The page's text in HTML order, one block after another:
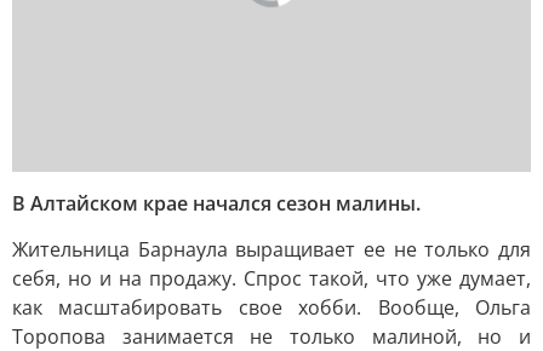
В Алтайском крае начался сезон малины.
Жительница Барнаула выращивает ее не только для
себя, но и на продажу. Спрос такой, что уже думает,
как масштабировать свое хобби. Вообще, Ольга
Торопова занимается не только малиной, но и